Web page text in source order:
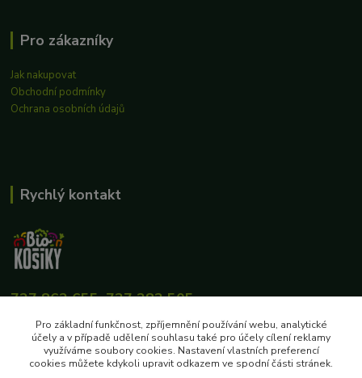
Pro zákazníky
Jak nakupovat
Obchodní podmínky
Ochrana osobních údajů
Rychlý kontakt
727 862 655, 737 283 505
eshop@biokosiky.cz
Pro základní funkčnost, zpříjemnění používání webu, analytické
účely a v případě udělení souhlasu také pro účely cílení reklamy
využíváme soubory cookies. Nastavení vlastních preferencí
cookies můžete kdykoli upravit odkazem ve spodní části stránek.